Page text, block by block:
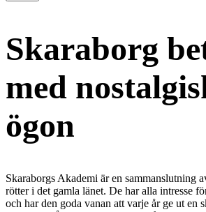
Skaraborg
med
ögon
Skaraborgs Akademi är en sammanslutning
rötter i det gamla länet. De har alla intresse
och har den goda vanan att varje år ge ut en